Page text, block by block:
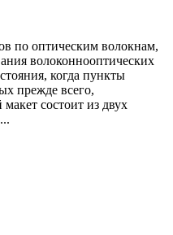
по оптическим волокнам,
волоконнооптических
когда пункты
прежде всего,
состоит из двух